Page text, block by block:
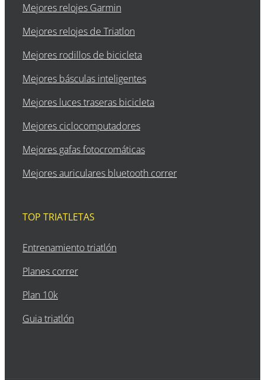
Mejores relojes Garmin
Mejores relojes de Triatlon
Mejores rodillos de bicicleta
Mejores básculas inteligentes
Mejores luces traseras bicicleta
Mejores ciclocomputadores
Mejores gafas fotocromáticas
Mejores auriculares bluetooth correr
TOP TRIATLETAS
Entrenamiento triatlón
Planes correr
Plan 10k
Guia triatlón